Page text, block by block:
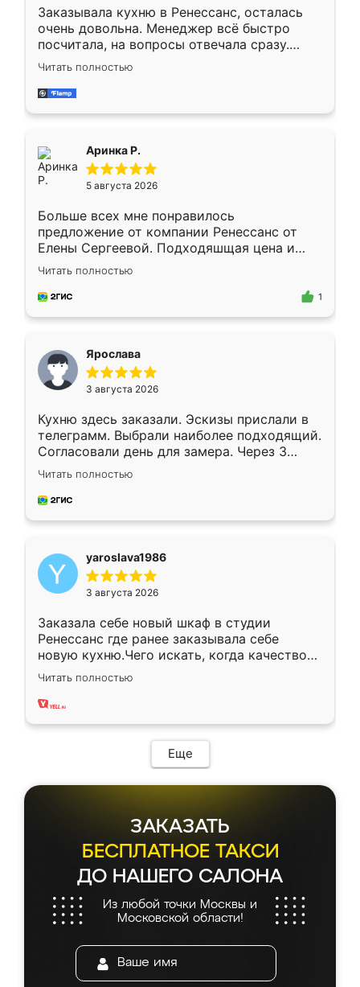
Заказывала кухню в Ренессанс, осталась
очень довольна. Менеджер всё быстро
посчитала, на вопросы отвечала сразу.
Замерщик приехал в субботу, подошёл к
делу со всей ответственностью. Собрали
за день, ребята работали аккуратно, даже
Читать полностью
Аринка Р.
5 августа 2026
Больше всех мне понравилось
предложение от компании Ренессанс от
Елены Сергеевой. Подходяшщая цена и
короткие сроки изготовления. Приехавший
для замера сотрудник Владислав
предложил по моему эскизу самый
Читать полностью
1
Ярослава
3 августа 2026
Кухню здесь заказали. Эскизы прислали в
телеграмм. Выбрали наиболее подходящий.
Согласовали день для замера. Через 3
недели кухня была уже готова. Остались
довольны работой. Спасибо Ренессанс
мебель за качественную работу!
Читать полностью
yaroslava1986
3 августа 2026
Заказала себе новый шкаф в студии
Ренессанс где ранее заказывала себе
новую кухню.Чего искать, когда качеством
вполне довольна. Служит кухня уже почти
два года, нареканий нет.
Читать полностью
Еще
ЗАКАЗАТЬ
БЕСПЛАТНОЕ ТАКСИ
ДО НАШЕГО САЛОНА
Из любой точки Москвы и
Московской области!